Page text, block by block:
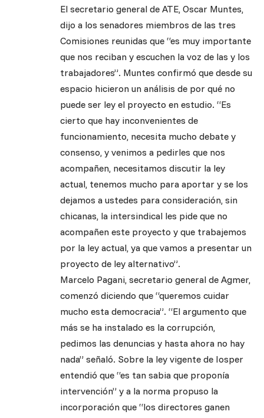
El secretario general de ATE, Oscar Muntes,
dijo a los senadores miembros de las tres
Comisiones reunidas que “es muy importante
que nos reciban y escuchen la voz de las y los
trabajadores”. Muntes confirmó que desde su
espacio hicieron un análisis de por qué no
puede ser ley el proyecto en estudio. “Es
cierto que hay inconvenientes de
funcionamiento, necesita mucho debate y
consenso, y venimos a pedirles que nos
acompañen, necesitamos discutir la ley
actual, tenemos mucho para aportar y se los
dejamos a ustedes para consideración, sin
chicanas, la intersindical les pide que no
acompañen este proyecto y que trabajemos
por la ley actual, ya que vamos a presentar un
proyecto de ley alternativo”.
Marcelo Pagani, secretario general de Agmer,
comenzó diciendo que “queremos cuidar
mucho esta democracia”. “El argumento que
más se ha instalado es la corrupción,
pedimos las denuncias y hasta ahora no hay
nada” señaló. Sobre la ley vigente de Iosper
entendió que “es tan sabia que proponía
intervención” y a la norma propuso la
incorporación que “los directores ganen